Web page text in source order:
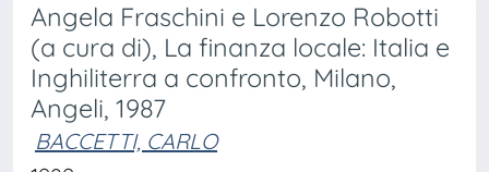
Angela Fraschini e Lorenzo Robotti
(a cura di), La finanza locale: Italia e
Inghiliterra a confronto, Milano,
Angeli, 1987
BACCETTI, CARLO